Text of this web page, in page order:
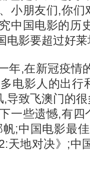
小朋友们,你们
中国电影的历
电影要超过好
,在新冠疫情
电影人的出行
导致飞澳门的
一些遗憾,有四
;中国电影最
天地对决》;中